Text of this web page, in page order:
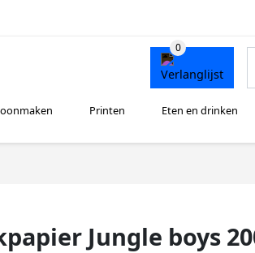
Printen Eten en drinken
Jungle boys